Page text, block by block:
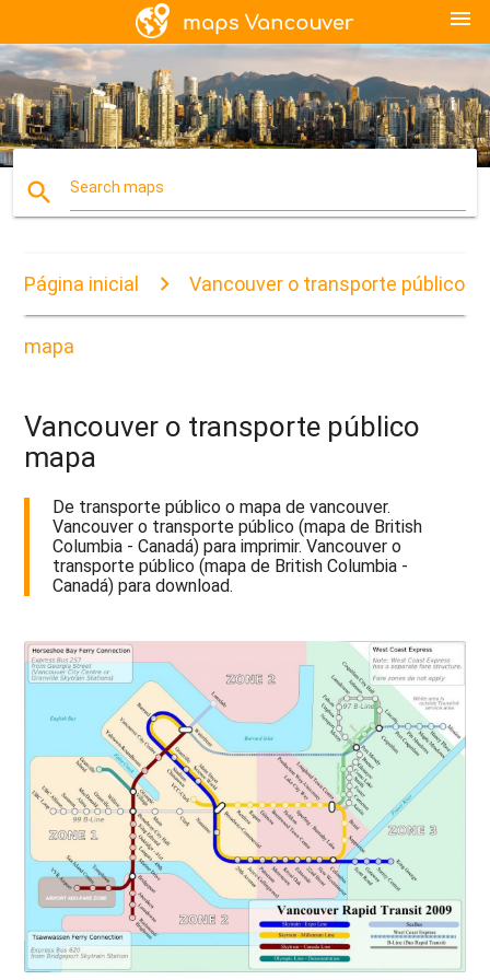
menu
search Search maps
Página inicial Vancouver o transporte público
mapa
Vancouver o transporte público
mapa
De transporte público o mapa de vancouver.
Vancouver o transporte público (mapa de British
Columbia - Canadá) para imprimir. Vancouver o
transporte público (mapa de British Columbia -
Canadá) para download.